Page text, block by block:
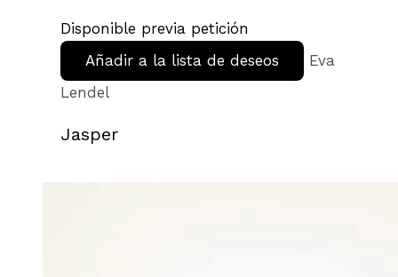
Disponible previa petición
Añadir a la lista de deseos
Eva
Lendel
Jasper